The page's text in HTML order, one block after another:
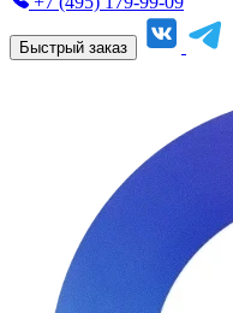
Быстрый заказ